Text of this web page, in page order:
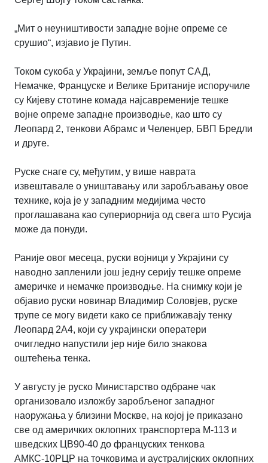
„Мит о неуништивости западне војне опреме се
срушио“, изјавио је Путин.
Током сукоба у Украјини, земље попут САД,
Немачке, Француске и Велике Британије испоручиле
су Кијеву стотине комада најсавременије тешке
војне опреме западне производње, као што су
Леопард 2, тенкови Абрамс и Челенџер, БВП Бредли
и друге.
Руске снаге су, међутим, у више наврата
извештавале о уништавању или заробљавању овое
технике, која је у западним медијима често
проглашавана као супериорнија од свега што Русија
може да понуди.
Раније овог месеца, руски војници у Украјини су
наводно запленили још једну серију тешке опреме
америчке и немачке производње. На снимку који је
објавио руски новинар Владимир Соловјев, руске
трупе се могу видети како се приближавају тенку
Леопард 2А4, који су украјински оператери
очигледно напустили јер није било знакова
оштећења тенка.
У августу је руско Министарство одбране чак
организовало изложбу заробљеног западног
наоружања у близини Москве, на којој је приказано
све од америчких оклопних транспортера М-113 и
шведских ЦВ90-40 до француских тенкова
АМКС-10РЦР на точковима и аустралијских оклопних